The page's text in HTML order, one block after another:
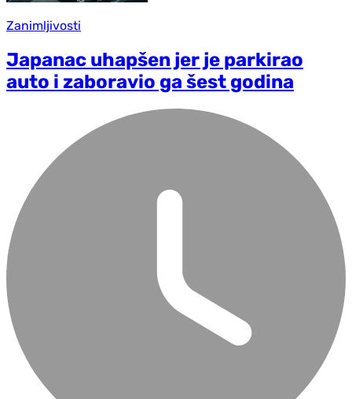
Zanimljivosti
Japanac uhapšen jer je parkirao
auto i zaboravio ga šest godina